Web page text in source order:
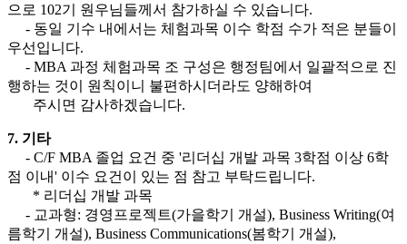
으로 102기 원우님들께서 참가하실 수 있습니다.
- 동일 기수 내에서는 체험과목 이수 학점 수가 적은 분들이
우선입니다.
- MBA 과정 체험과목 조 구성은 행정팀에서 일괄적으로 진
행하는 것이 원칙이니 불편하시더라도 양해하여
주시면 감사하겠습니다.
7. 기타
- C/F MBA 졸업 요건 중 '리더십 개발 과목 3학점 이상 6학
점 이내' 이수 요건이 있는 점 참고 부탁드립니다.
* 리더십 개발 과목
- 교과형: 경영프로젝트(가을학기 개설), Business Writing(여
름학기 개설), Business Communications(봄학기 개설),